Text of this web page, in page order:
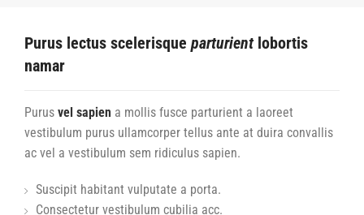
Purus lectus scelerisque parturientlobortis
namar
Purus vel sapien a mollis fusce parturient a laoreet
vestibulum purus ullamcorper tellus ante at duira convallis
ac vel a vestibulum sem ridiculus sapien.
Suscipit habitant vulputate a porta.
Consectetur vestibulum cubilia acc.